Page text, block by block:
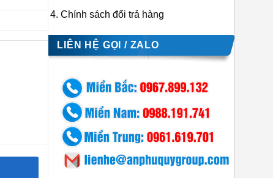
Chính sách đổi trả hàng
LIÊN HỆ GỌI / ZALO